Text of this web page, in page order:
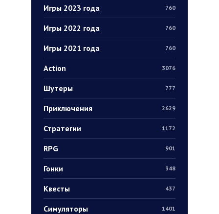
Игры 2023 года 760
Игры 2022 года 760
Игры 2021 года 760
Action 3076
Шутеры 777
Приключения 2629
Стратегии 1172
RPG 901
Гонки 348
Квесты 437
Симуляторы 1401